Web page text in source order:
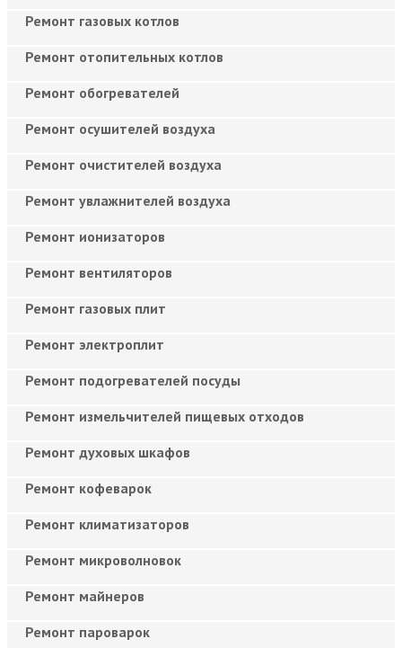
Ремонт газовых котлов
Ремонт отопительных котлов
Ремонт обогревателей
Ремонт осушителей воздуха
Ремонт очистителей воздуха
Ремонт увлажнителей воздуха
Ремонт ионизаторов
Ремонт вентиляторов
Ремонт газовых плит
Ремонт электроплит
Ремонт подогревателей посуды
Ремонт измельчителей пищевых отходов
Ремонт духовых шкафов
Ремонт кофеварок
Ремонт климатизаторов
Ремонт микроволновок
Ремонт майнеров
Ремонт пароварок